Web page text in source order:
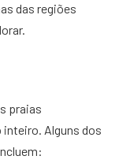
das regiões
praias
inteiro. Alguns dos